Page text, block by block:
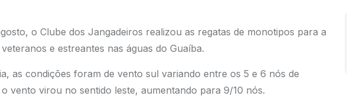
o Clube dos Jangadeiros realizou as regatas de monotipos para a
e estreantes nas águas do Guaíba.
as condições foram de vento sul variando entre os 5 e 6 nós de
vento virou no sentido leste, aumentando para 9/10 nós.